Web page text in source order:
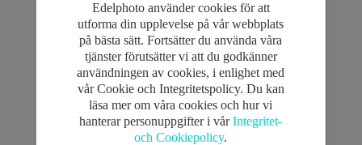
Phone: 073-81 91 106
E-mail:
© 2022 EdelPhoto.net
All rights reserved
Produced by Jo Kommunikation
Edelphoto använder cookies för att
utforma din upplevelse på vår webbplats
på bästa sätt. Fortsätter du använda våra
tjänster förutsätter vi att du godkänner
användningen av cookies, i enlighet med
vår Cookie och Integritetspolicy. Du kan
läsa mer om våra cookies och hur vi
hanterar personuppgifter i vårIntegritet-
och Cookiepolicy.